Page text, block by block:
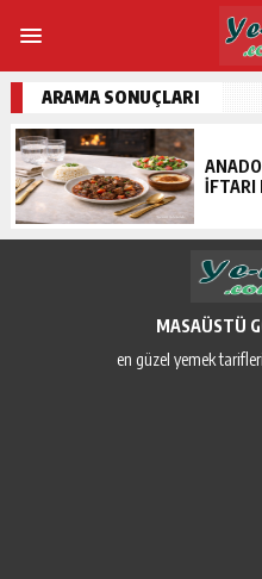
ARAMA SONUÇLARI
İFTARI
MASAÜSTÜ
en güzel yemek